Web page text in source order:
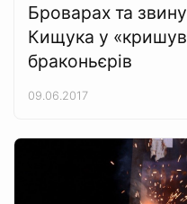
Броварах та
Кищука у
браконьєрів
09.06.2017